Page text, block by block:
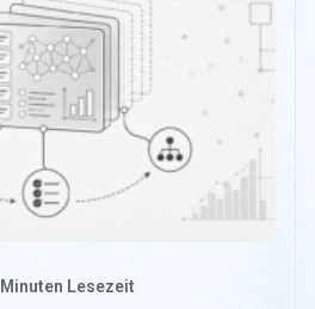
Minuten Lesezeit